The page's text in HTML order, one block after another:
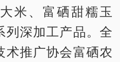
米、富硒甜糯玉
列深加工产品。全
术推广协会富硒农